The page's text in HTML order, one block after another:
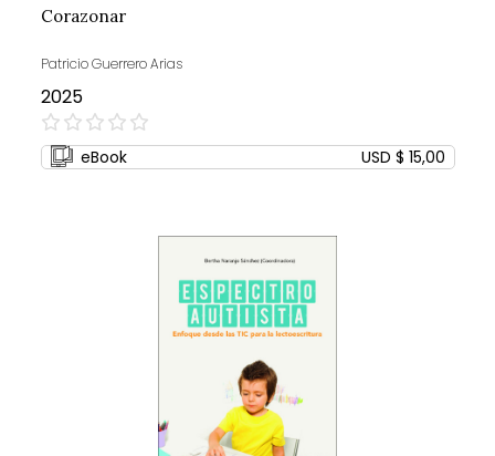
Corazonar
Patricio Guerrero Arias
2025
0%
eBook USD $ 15,00